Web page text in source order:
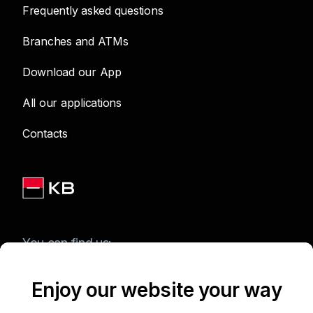
Frequently asked questions
Branches and ATMs
Download our App
All our applications
Contacts
You can find us:
Enjoy our website your way